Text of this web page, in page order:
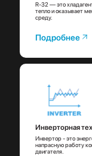
R-32 — это
тепло и оказывает
среду.
Подробнее
Инверторная
Инвертор - это
напрасную работу
двигателя.